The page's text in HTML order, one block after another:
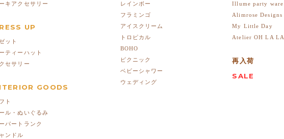
キアクセサリー
UP
ット
ティーハット
セサリー
GOODS
ト
ル・ぬいぐるみ
パートランク
ンドル
レインボー
フラミンゴ
アイスクリーム
トロピカル
BOHO
ピクニック
ベビーシャワー
ウェディング
Illume party ware
Alimrose Designs
My Little Day
Atelier OH LA LA
再入荷
SALE